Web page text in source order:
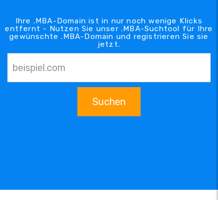
Ihre .MBA-Domain ist in nur noch wenige Klicks
entfernt - Nutzen Sie unser .MBA-Suchtool für Ihre
gewünschte .MBA-Domain und registrieren Sie sie
jetzt.
Suchen